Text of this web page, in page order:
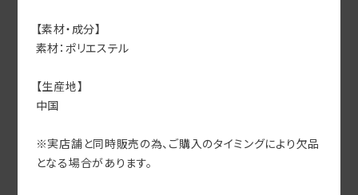
【素材・成分】
素材：ポリエステル
【生産地】
中国
※実店舗と同時販売の為、ご購入のタイミングにより欠品
となる場合があります。